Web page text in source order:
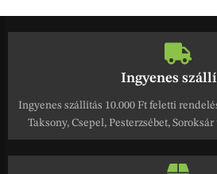
Ingyenes
Ingyenes szállítás 10.000 Ft feletti
Taksony, Csepel, Pesterzsébet,